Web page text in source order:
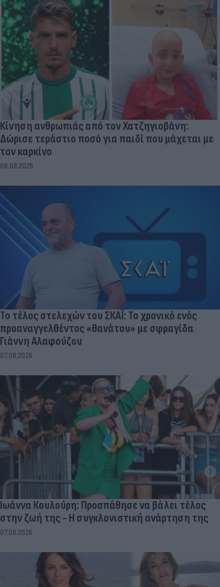
Κίνηση ανθρωπιάς από τον Χατζηγιοβάνη:
Δώρισε τεράστιο ποσό για παιδί που μάχεται με
τον καρκίνο
08.08.2026
Το τέλος στελεχών του ΣΚΑΪ: Το χρονικό ενός
προαναγγελθέντος «θανάτου» με σφραγίδα
Γιάννη Αλαφούζου
07.08.2026
Ιωάννα Κουλούρη: Προσπάθησε να βάλει τέλος
στην ζωή της - Η συγκλονιστική ανάρτηση της
07.08.2026